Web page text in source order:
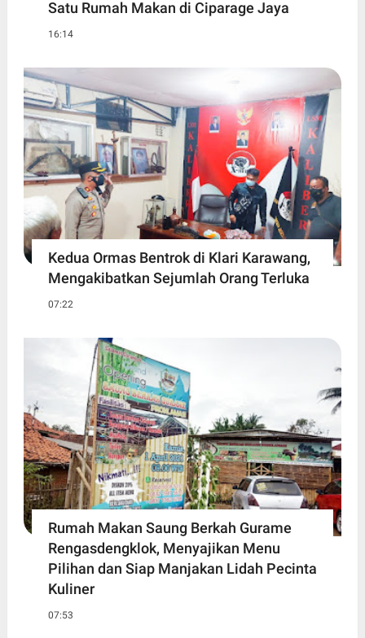
Satu Rumah Makan di Ciparage Jaya
16:14
Kedua Ormas Bentrok di Klari Karawang,
Mengakibatkan Sejumlah Orang Terluka
07:22
Rumah Makan Saung Berkah Gurame
Rengasdengklok, Menyajikan Menu
Pilihan dan Siap Manjakan Lidah Pecinta
Kuliner
07:53